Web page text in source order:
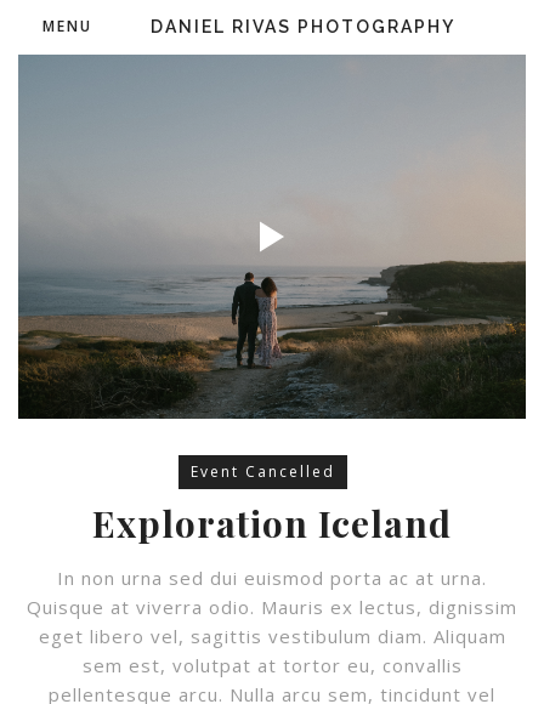
DANIEL RIVAS PHOTOGRAPHY
MENU
Event Cancelled
Exploration Iceland
In non urna sed dui euismod porta ac at urna.
Quisque at viverra odio. Mauris ex lectus, dignissim
eget libero vel, sagittis vestibulum diam. Aliquam
sem est, volutpat at tortor eu, convallis
pellentesque arcu. Nulla arcu sem, tincidunt vel